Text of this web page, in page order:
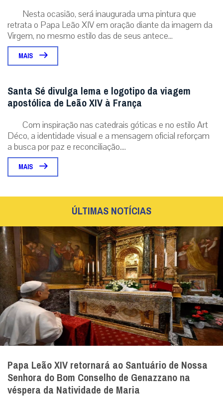
Nesta ocasião, será inaugurada uma pintura que
retrata o Papa Leão XIV em oração diante da imagem da
Virgem, no mesmo estilo das de seus antece...
MAIS
Santa Sé divulga lema e logotipo da viagem
apostólica de Leão XIV à França
Com inspiração nas catedrais góticas e no estilo Art
Déco, a identidade visual e a mensagem oficial reforçam
a busca por paz e reconciliação....
MAIS
ÚLTIMAS NOTÍCIAS
Papa Leão XIV retornará ao Santuário de Nossa
Senhora do Bom Conselho de Genazzano na
véspera da Natividade de Maria